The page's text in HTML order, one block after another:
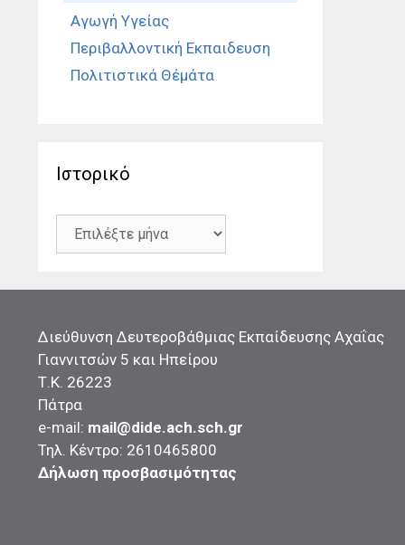
Αγωγή Υγείας
Περιβαλλοντική Εκπαιδευση
Πολιτιστικά Θέμάτα
Ιστορικό
Διεύθυνση Δευτεροβάθμιας Εκπαίδευσης Αχαΐας
Γιαννιτσών 5 και Ηπείρου
Τ.Κ. 26223
Πάτρα
e-mail: mail@dide.ach.sch.gr
Τηλ. Κέντρο: 2610465800
Δήλωση προσβασιμότητας